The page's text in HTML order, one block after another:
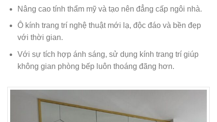
Nâng cao tính thẩm mỹ và tạo nên đẳng cấp ngôi nhà.
Ô kính trang trí nghệ thuật mới lạ, độc đáo và bền đẹp
với thời gian.
Với sự tích hợp ánh sáng, sử dụng kính trang trí giúp
không gian phòng bếp luôn thoáng đãng hơn.